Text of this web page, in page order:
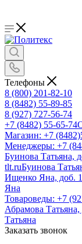
Телефоны
8 (800) 201-82-10
8 (8482) 55-89-85
8 (927) 727-56-74
+7 (8482) 55-65-74
Магазин: +7
Менеджеры: +7
Буинова Татьяна,
tlt.ruБуинова
Ищенко Яна, доб.
Яна
Товароведы: +7
Абрамова
Татьяна
Заказать звонок